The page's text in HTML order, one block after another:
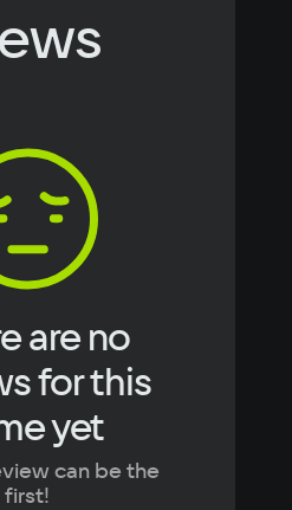
are no
for this
yet
can be the
first!